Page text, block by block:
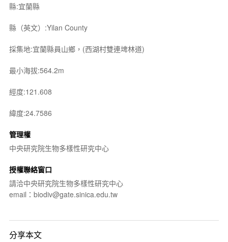
縣:宜蘭縣
縣（英文）:Yilan County
採集地:宜蘭縣員山鄉，(西湖村雙連埤林道)
最小海拔:564.2m
經度:121.608
緯度:24.7586
管理權
中央研究院生物多樣性研究中心
授權聯絡窗口
請洽中央研究院生物多樣性研究中心
email：biodiv@gate.sinica.edu.tw
分享本文